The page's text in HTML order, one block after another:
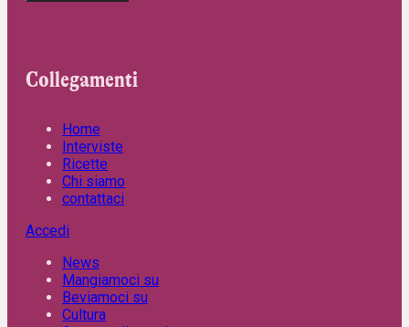
Collegamenti
Home
Interviste
Ricette
Chi siamo
contattaci
Accedi
News
Mangiamoci su
Beviamoci su
Cultura